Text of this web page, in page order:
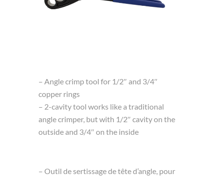
– Angle crimp tool for 1/2″ and 3/4″
copper rings
– 2-cavity tool works like a traditional
angle crimper, but with 1/2″ cavity on the
outside and 3/4″ on the inside
– Outil de sertissage de tête d’angle, pour